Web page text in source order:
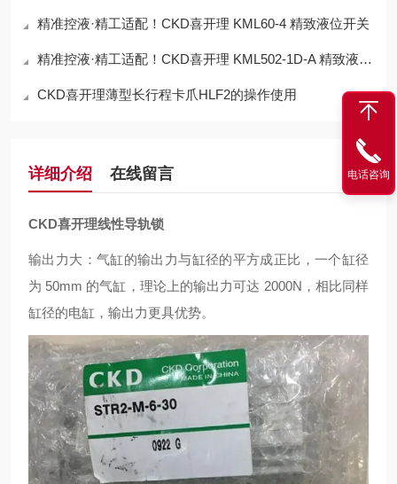
精准控液·精工适配！CKD喜开理 KML60-4 精致液位开关
精准控液·精工适配！CKD喜开理 KML502-1D-A 精致液位开关​
CKD喜开理薄型长行程卡爪HLF2的操作使用
详细介绍 在线留言
CKD喜开理线性导轨锁
输出力大：气缸的输出力与缸径的平方成正比，一个缸径
为 50mm 的气缸，理论上的输出力可达 2000N，相比同样
缸径的电缸，输出力更具优势。
电话咨询